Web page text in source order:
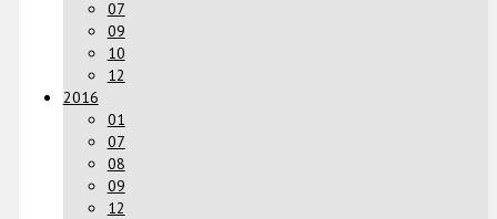
07
09
10
12
2016
01
07
08
09
12